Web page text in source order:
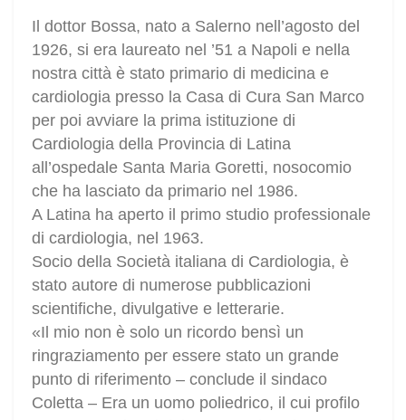
Il dottor Bossa, nato a Salerno nell’agosto del
1926, si era laureato nel ’51 a Napoli e nella
nostra città è stato primario di medicina e
cardiologia presso la Casa di Cura San Marco
per poi avviare la prima istituzione di
Cardiologia della Provincia di Latina
all’ospedale Santa Maria Goretti, nosocomio
che ha lasciato da primario nel 1986.
A Latina ha aperto il primo studio professionale
di cardiologia, nel 1963.
Socio della Società italiana di Cardiologia, è
stato autore di numerose pubblicazioni
scientifiche, divulgative e letterarie.
«Il mio non è solo un ricordo bensì un
ringraziamento per essere stato un grande
punto di riferimento – conclude il sindaco
Coletta – Era un uomo poliedrico, il cui profilo